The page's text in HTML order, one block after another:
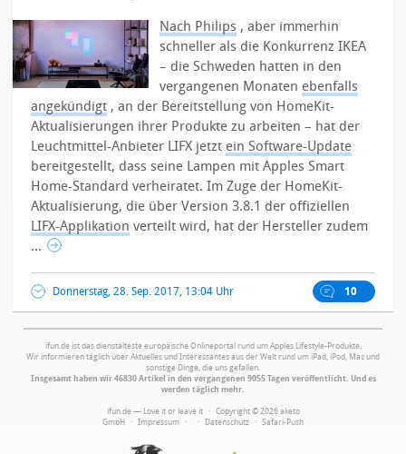
Nach Philips , aber immerhin
schneller als die Konkurrenz IKEA
– die Schweden hatten in den
vergangenen Monaten ebenfalls
angekündigt , an der Bereitstellung von HomeKit-
Aktualisierungen ihrer Produkte zu arbeiten – hat der
Leuchtmittel-Anbieter LIFX jetzt ein Software-Update
bereitgestellt, dass seine Lampen mit Apples Smart
Home-Standard verheiratet.Im Zuge der HomeKit-
Aktualisierung, die über Version 3.8.1 der offiziellen
LIFX-Applikation verteilt wird, hat der Hersteller zudem
...
Donnerstag, 28. Sep. 2017, 13:04 Uhr 10
ifun.de ist das dienstälteste europäische Onlineportal rund um Apples Lifestyle-Produkte.
Wir informieren täglich über Aktuelles und Interessantes aus der Welt rund um iPad, iPod, Mac und
sonstige Dinge, die uns gefallen.
Insgesamt haben wir 46830 Artikel in den vergangenen 9055 Tagen veröffentlicht. Und es
werden täglich mehr.
ifun.de — Love it or leave it · Copyright © 2026 aketo
GmbH · Impressum · · Datenschutz · Safari-Push